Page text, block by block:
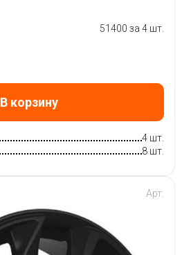
51400 за 4 шт.
В корзину
4 шт.
8 шт.
Арт: